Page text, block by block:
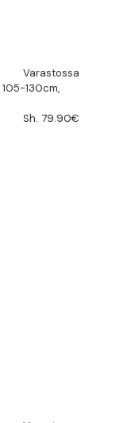
Varastossa
130cm,
Sh. 79.90€